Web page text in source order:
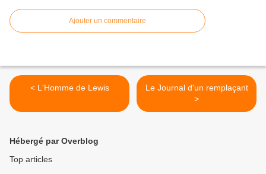
Ajouter un commentaire
< L'Homme de Lewis
Le Journal d'un remplaçant
>
Hébergé par Overblog
Top articles